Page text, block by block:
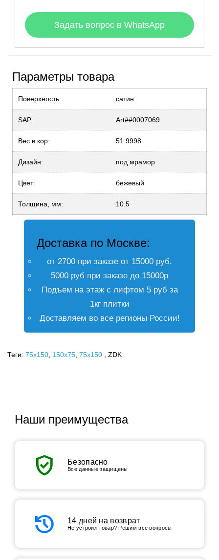
Задать вопрос в WhatsApp
Параметры товара
Поверхность: сатин
SAP: Art##0007069
Вес в кор: 51.9998
Дизайн: под мрамор
Цвет: бежевый
Толщина, мм: 10.5
Доставка по Москве:
от 2700 при заказе от 15000 руб.
5000 руб при заказе до 15000р
Подъем на этаж с лифтом 5 руб за
1кг плитки
Доставляем во все регионы России!
Теги: 75x150 150х75 75х150 , ZDK
Наши преимущества
verified_user Безопасно
Все данные защищены
history 14 дней на возврат
Не устроил товар? Решим все вопросы